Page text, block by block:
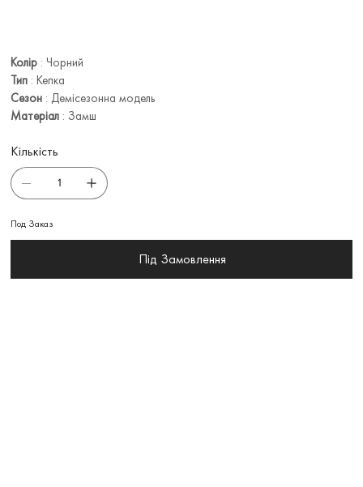
Колір : Чорний
Тип : Кепка
Сезон : Демісезонна модель
Матеріал : Замш
Кількість
Под Заказ
Під Замовлення